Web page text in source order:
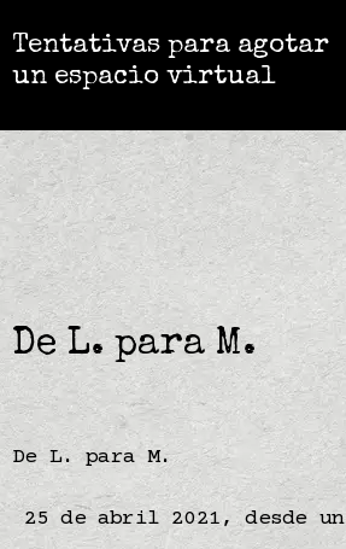
Tentativas para agotar
un espacio virtual
De L. para M.
De L. para M.
25 de abril 2021, desde un